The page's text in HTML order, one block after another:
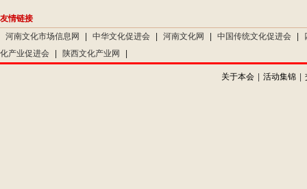
友情链接
河南文化市场信息网
中华文化促进会 河南文化网 中国传统文化促进会
化产业促进会
陕西文化产业网
关于本会 活动集锦